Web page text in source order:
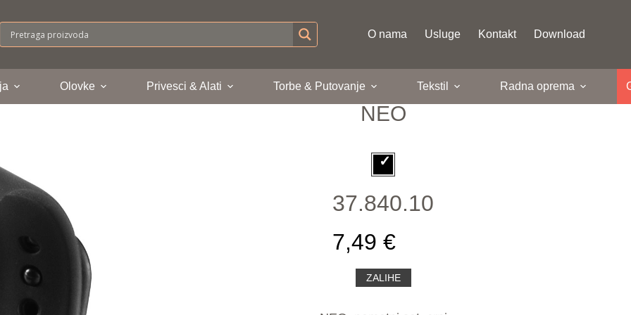
O nama Usluge Kontakt Download
Olovke Privesci & Alati Torbe & Putovanje Tekstil Radna oprema
NEO
37.840.10
7,49 €
ZALIHE